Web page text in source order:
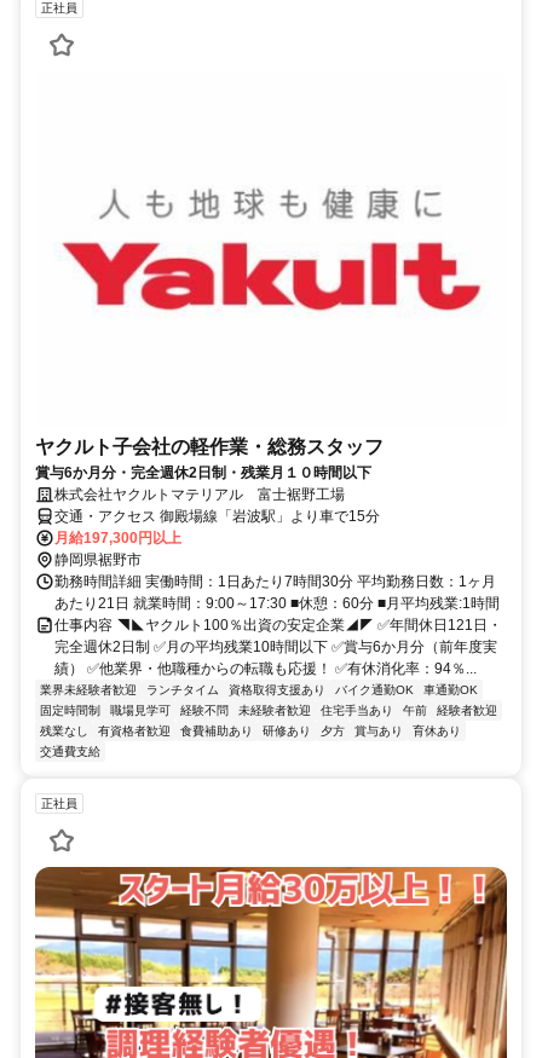
正社員
ヤクルト子会社の軽作業・総務スタッフ
賞与6か月分・完全週休2日制・残業月１０時間以下
株式会社ヤクルトマテリアル 富士裾野工場
交通・アクセス 御殿場線「岩波駅」より車で15分
月給197,300円以上
静岡県裾野市
勤務時間詳細 実働時間：1日あたり7時間30分 平均勤務日数：1ヶ月
あたり21日 就業時間：9:00～17:30 ■休憩：60分 ■月平均残業:1時間
仕事内容 ◥◣ヤクルト100％出資の安定企業◢◤ ✅年間休日121日・
完全週休2日制 ✅月の平均残業10時間以下 ✅賞与6か月分（前年度実
績） ✅他業界・他職種からの転職も応援！ ✅有休消化率：94％...
業界未経験者歓迎 ランチタイム 資格取得支援あり バイク通勤OK
車通勤OK
固定時間制
職場見学可 経験不問 未経験者歓迎 住宅手当あり 午前
経験者歓迎
残業なし
有資格者歓迎 食費補助あり 研修あり 夕方 賞与あり
育休あり
交通費支給
正社員